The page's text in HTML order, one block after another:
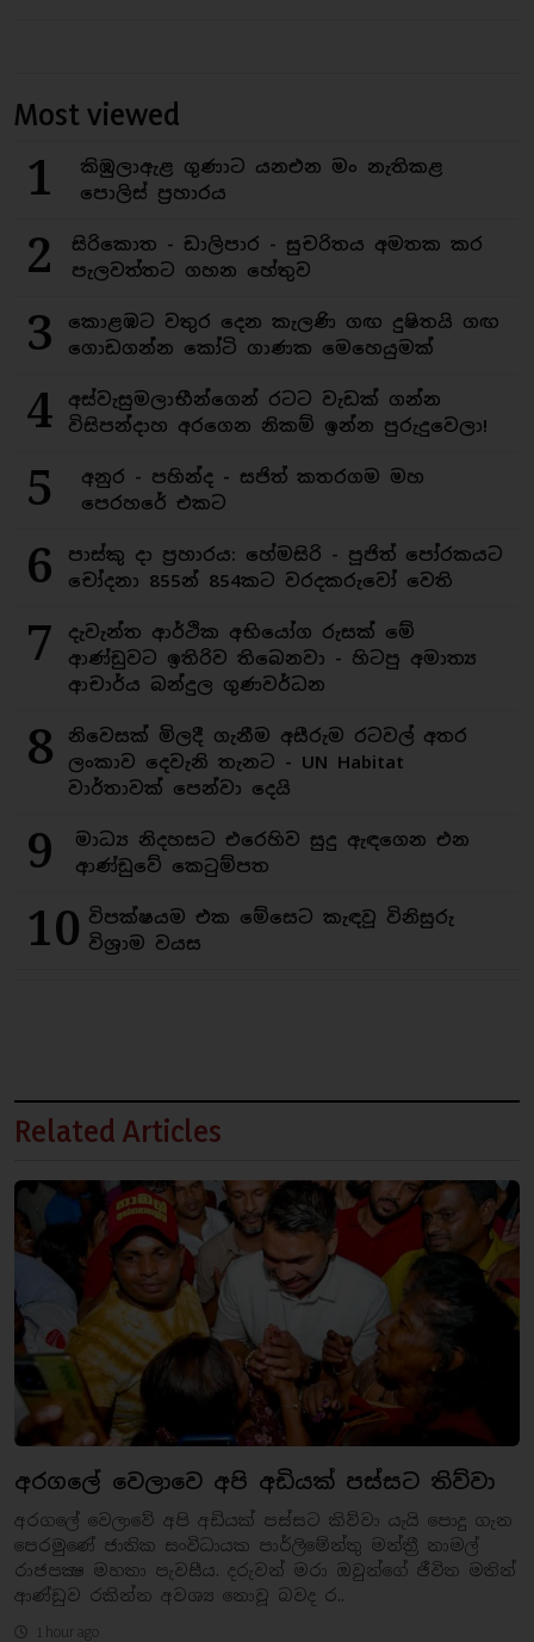
Most viewed
1
කිඹුලාඇළ ගුණාට යනඑන මං නැතිකළ
පොලිස් ප්‍රහාරය
2
සිරිකොත - ඩාලිපාර - සුචරිතය අමතක කර
පැලවත්තට ගහන හේතුව
3
කොළඹට වතුර දෙන කැලණි ගඟ දුෂිතයි ගඟ
ගොඩගන්න කෝටි ගාණක මෙහෙයුමක්
4
අස්වැසුමලාභීන්ගෙන් රටට වැඩක් ගන්න
විසිපන්දාහ අරගෙන නිකම් ඉන්න පුරුදුවෙලා!
5
අනුර - පහින්ද - සජිත් කතරගම මහ
පෙරහරේ එකට
6
පාස්කු දා ප්‍රහාරය: හේමසිරි - පූජිත් පෝරකයට
චෝදනා 855න් 854කට වරදකරුවෝ වෙති
7
දැවැන්ත ආර්ථික අභියෝග රුසක් මේ
ආණ්ඩුවට ඉතිරිව තිබෙනවා - හිටපු අමාත්‍ය
ආචාර්ය බන්දුල ගුණවර්ධන
8
නිවෙසක් මිලදී ගැනීම අසීරුම රටවල් අතර
ලංකාව දෙවැනි තැනට - UN Habitat
වාර්තාවක් පෙන්වා දෙයි
9
මාධ්‍ය නිදහසට එරෙහිව සුදු ඇඳගෙන එන
ආණ්ඩුවේ කෙටුම්පත
10 විපක්ෂයම එක මේසෙට කැඳවූ විනිසුරු
විශ්‍රාම වයස
Related Articles
අරගලේ වෙලාවෙ අපි අඩියක් පස්සට තිව්වා
අරගලේ වෙලාවේ අපි අඩියක් පස්සට කිව්වා යැයි පොදු ගැන
පෙරමුණේ ජාතික සංවිධායක පාර්ලිමේන්තු මන්ත්‍රී නාමල්
රාජපක්‍ෂ මහතා පැවසීය. දරුවන් මරා ඔවුන්ගේ ජීවිත මතින්
ආණ්ඩුව රකින්න අවශ්‍ය නොවූ බවද ර..
1 hour ago